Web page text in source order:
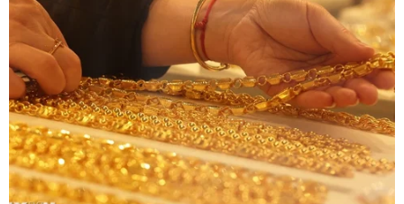
Lực lượng an ninh Afghanistan gác tại một chốt kiểm soát dọc
tuyến đường vào thủ đô Kabul, ngày 14/8/2021. (Ảnh:
AFP/TTXVN)
Ngày 15/8/2021, liên quan đến tình hình công
dân Việt Nam tại Afghanistan, thông tin từ Bộ
Ngoại giao cho biết: Trong bối cảnh tình hình
Afghanistan ngày càng diễn biến phức tạp, Bộ